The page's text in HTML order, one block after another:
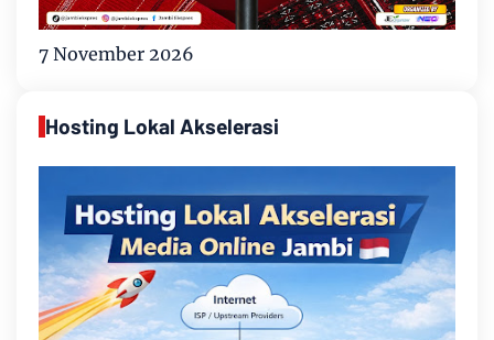
7 November 2026
Hosting Lokal Akselerasi